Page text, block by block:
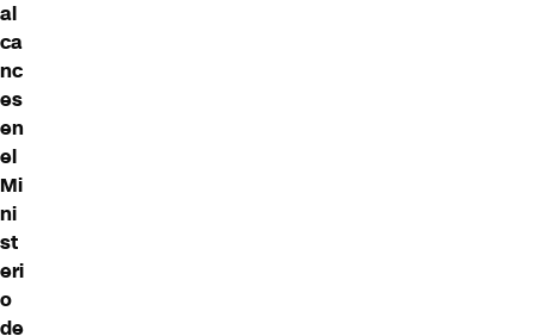
al
ca
nc
es
en
el
Mi
ni
st
eri
o
de